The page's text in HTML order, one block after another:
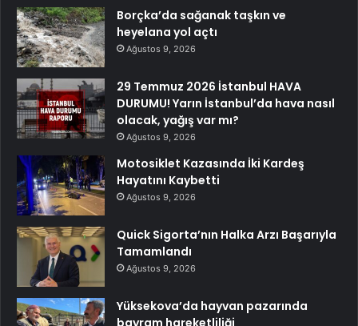
Borçka’da sağanak taşkın ve
heyelana yol açtı
Ağustos 9, 2026
29 Temmuz 2026 İstanbul HAVA
DURUMU! Yarın İstanbul’da hava nasıl
olacak, yağış var mı?
Ağustos 9, 2026
Motosiklet Kazasında İki Kardeş
Hayatını Kaybetti
Ağustos 9, 2026
Quick Sigorta’nın Halka Arzı Başarıyla
Tamamlandı
Ağustos 9, 2026
Yüksekova’da hayvan pazarında
bayram hareketliliği